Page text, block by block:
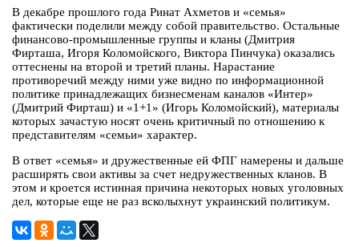
В декабре прошлого года Ринат Ахметов и «семья»
фактически поделили между собой правительство. Остальные
финансово-промышленные группы и кланы (Дмитрия
Фирташа, Игоря Коломойского, Виктора Пинчука) оказались
оттеснены на второй и третий планы. Нарастание
противоречий между ними уже видно по информационной
политике принадлежащих бизнесменам каналов «Интер»
(Дмитрий Фирташ) и «1+1» (Игорь Коломойский), материалы
которых зачастую носят очень критичный по отношению к
представителям «семьи» характер.
В ответ «семья» и дружественные ей ФПГ намерены и дальше
расширять свои активы за счет недружественных кланов. В
этом и кроется истинная причина некоторых новых уголовных
дел, которые еще не раз всколыхнут украинский политикум.